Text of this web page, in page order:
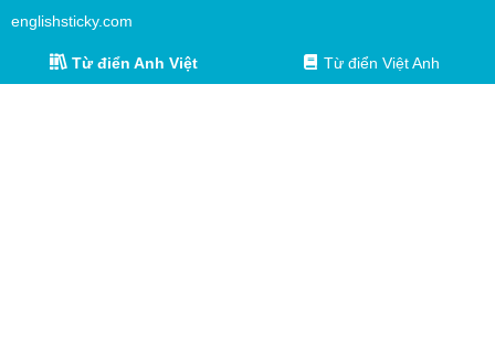
englishsticky.com
Từ điển Anh Việt Từ điển Việt Anh